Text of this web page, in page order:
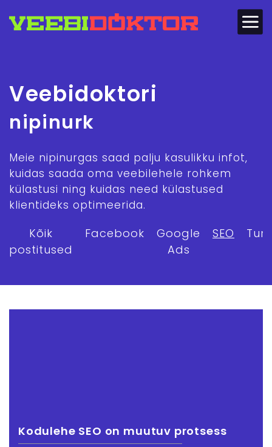
Veebidoktori
nipinurk
Meie nipinurgas saad palju kasulikku infot,
kuidas saada oma veebilehele rohkem
külastusi ning kuidas need külastused
klientideks optimeerida.
Kõik
postitused
Facebook
Google
Ads
SEO
Kodulehe SEO on muutuv protsess